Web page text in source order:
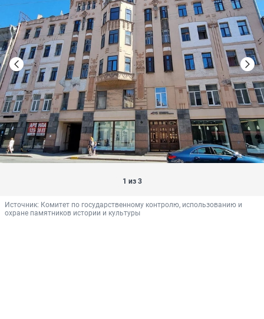
1 из 3
Источник: Комитет по государственному контролю, использованию и
охране памятников истории и культуры